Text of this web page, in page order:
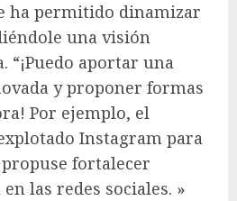
ha permitido dinamizar
una visión
“¡Puedo aportar una
y proponer formas
Por ejemplo, el
Instagram para
fortalecer
las redes sociales. »